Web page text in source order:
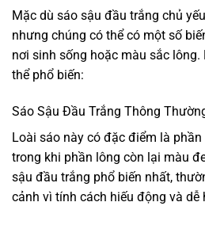
Mặc dù sáo sậu đầu trắng chủ
nhưng chúng có thể có một số
nơi sinh sống hoặc màu sắc
thể phổ biến:
Sáo Sậu Đầu Trắng Thông
Loài sáo này có đặc điểm là
trong khi phần lông còn lại màu
sậu đầu trắng phổ biến nhất,
cảnh vì tính cách hiếu động và dễ